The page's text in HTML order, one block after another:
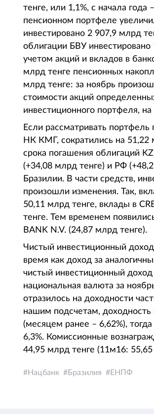
тенге, или 1,1%, с начала
пенсионном портфеле
инвестировано 2 907,9 млрд
облигации БВУ инвестировано
учетом акций и вкладов в
млрд тенге пенсионных
млрд тенге: за ноябрь
стоимости акций
инвестиционного портфеля,
Если рассматривать
НК КМГ, сократились на 51,22
срока погашения облигаций
(+34,08 млрд тенге) и РФ
Бразилии. В части средств,
произошли изменения. Так,
50,11 млрд тенге, вклады в
тенге. Тем временем
BANK N.V. (24,87 млрд
Чистый инвестиционный
время как доход за
чистый инвестиционный
национальная валюта за
отразилось на доходности
нашим подсчетам,
(месяцем ранее – 6,62%),
6,3%. Комиссионные
44,95 млрд тенге (11м16:
Нацбанк Бразилия ЕНПФ